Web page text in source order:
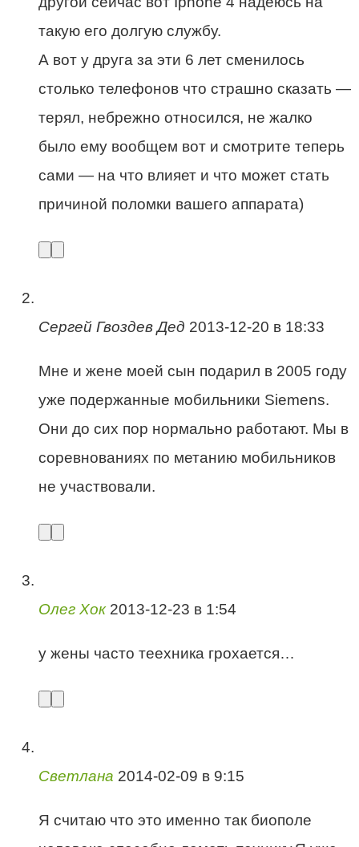
такую его долгую службу.
А вот у друга за эти 6 лет сменилось
столько телефонов что страшно сказать —
терял, небрежно относился, не жалко
было ему вообщем вот и смотрите теперь
сами — на что влияет и что может стать
причиной поломки вашего аппарата)
Сергей Гвоздев Дед 2013-12-20 в 18:33
Мне и жене моей сын подарил в 2005 году
уже подержанные мобильники Siemens.
Они до сих пор нормально работают. Мы в
соревнованиях по метанию мобильников
не участвовали.
Олег Хок 2013-12-23 в 1:54
у жены часто теехника грохается…
Светлана 2014-02-09 в 9:15
Я считаю что это именно так биополе